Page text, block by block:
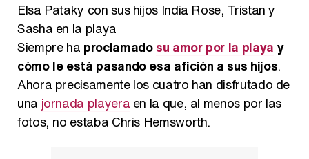
Magdalena de Suecia responde a las críticas y explica por qué le han permitido lanzar su propio negocio
Elsa Pataky con sus hijos India Rose, Tristan y
Sasha en la playa
Siempre ha proclamadosu amor por la playa y
cómo le está pasando esa afición a sus hijos.
Ahora precisamente los cuatro han disfrutado de
una jornada playera en la que, al menos por las
fotos, no estaba Chris Hemsworth.